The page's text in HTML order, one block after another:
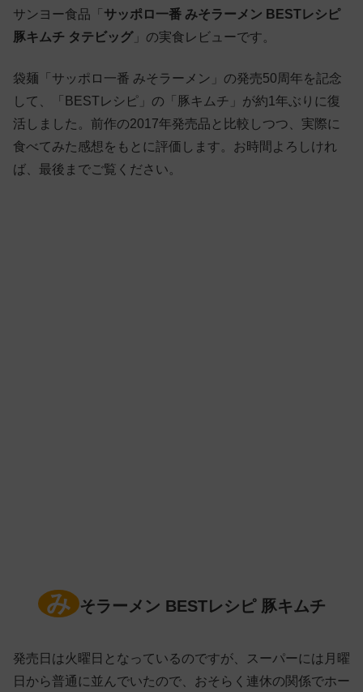
サンヨー食品「 サッポロ一番 みそラーメン BESTレシピ
豚キムチ タテビッグ」の実食レビューです。
袋麺「サッポロ一番 みそラーメン」の発売50周年を記念
して、「BESTレシピ」の「豚キムチ」が約1年ぶりに復
活しました。前作の2017年発売品と比較しつつ、実際に
食べてみた感想をもとに評価します。お時間よろしけれ
ば、最後までご覧ください。
み そラーメン BESTレシピ 豚キムチ
発売日は火曜日となっているのですが、スーパーには月曜
日から普通に並んでいたので、おそらく連休の関係でホー